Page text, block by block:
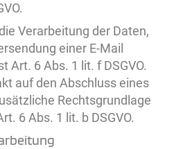
Verarbeitung der Daten,
einer E-Mail
Art. 6 Abs. 1 lit. f DSGVO.
auf den Abschluss eines
Rechtsgrundlage
6 Abs. 1 lit. b DSGVO.